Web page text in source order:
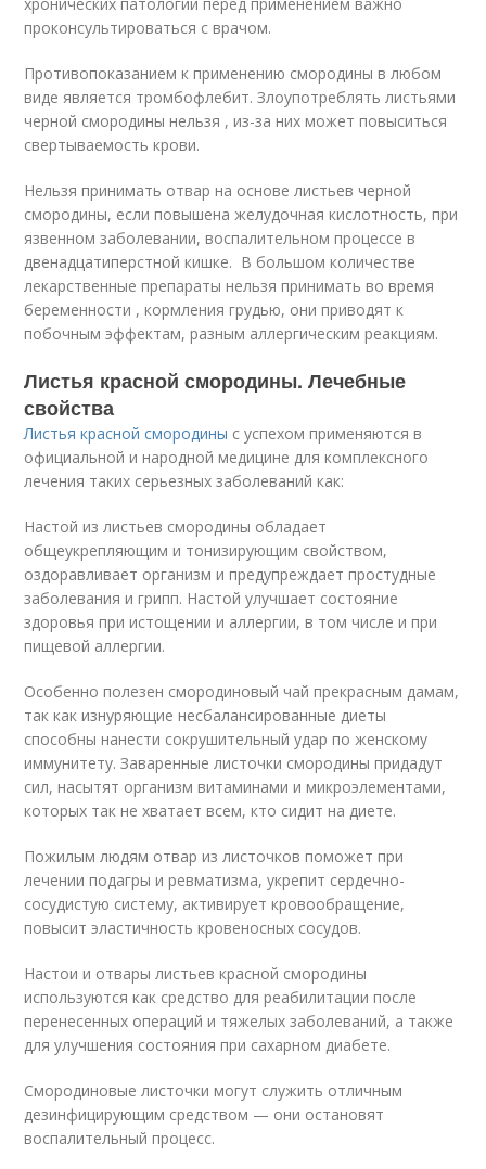
проконсультироваться с врачом.
Противопоказанием к применению смородины в любом
виде является тромбофлебит. Злоупотреблять листьями
черной смородины нельзя , из-за них может повыситься
свертываемость крови.
Нельзя принимать отвар на основе листьев черной
смородины, если повышена желудочная кислотность, при
язвенном заболевании, воспалительном процессе в
двенадцатиперстной кишке. В большом количестве
лекарственные препараты нельзя принимать во время
беременности , кормления грудью, они приводят к
побочным эффектам, разным аллергическим реакциям.
Листья красной смородины. Лечебные
свойства
Листья красной смородины с успехом применяются в
официальной и народной медицине для комплексного
лечения таких серьезных заболеваний как:
Настой из листьев смородины обладает
общеукрепляющим и тонизирующим свойством,
оздоравливает организм и предупреждает простудные
заболевания и грипп. Настой улучшает состояние
здоровья при истощении и аллергии, в том числе и при
пищевой аллергии.
Особенно полезен смородиновый чай прекрасным дамам,
так как изнуряющие несбалансированные диеты
способны нанести сокрушительный удар по женскому
иммунитету. Заваренные листочки смородины придадут
сил, насытят организм витаминами и микроэлементами,
которых так не хватает всем, кто сидит на диете.
Пожилым людям отвар из листочков поможет при
лечении подагры и ревматизма, укрепит сердечно-
сосудистую систему, активирует кровообращение,
повысит эластичность кровеносных сосудов.
Настои и отвары листьев красной смородины
используются как средство для реабилитации после
перенесенных операций и тяжелых заболеваний, а также
для улучшения состояния при сахарном диабете.
Смородиновые листочки могут служить отличным
дезинфицирующим средством — они остановят
воспалительный процесс.